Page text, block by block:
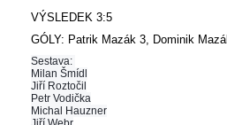
VÝSLEDEK 3:5
GÓLY: Patrik Mazák 3, Dominik
Sestava:
Milan Šmídl
Jiří Roztočil
Petr Vodička
Michal Hauzner